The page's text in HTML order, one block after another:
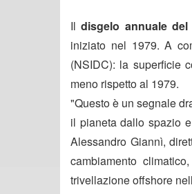
Il disgelo annuale
iniziato nel 1979. A
(NSIDC): la superficie
meno rispetto al 1979.
"Questo è un segnale
il pianeta dallo spazio
Alessandro Giannì,
cambiamento
trivellazione offshore